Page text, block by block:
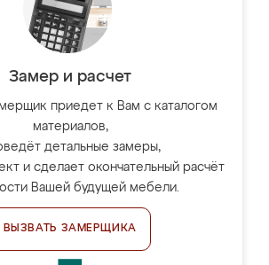
Замер и расчет
приедет к Вам с каталогом
материалов,
детальные замеры,
и сделает окончательный расчёт
Вашей будущей мебели.
ВЫЗВАТЬ ЗАМЕРЩИКА